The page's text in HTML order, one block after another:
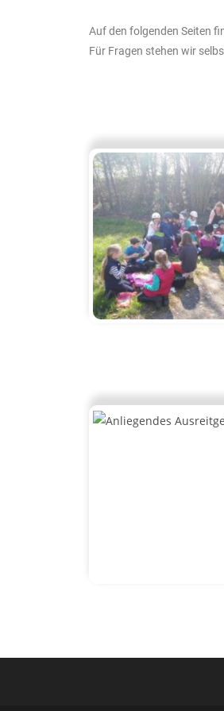
Auf den folgenden Seiten
Für Fragen stehen wir